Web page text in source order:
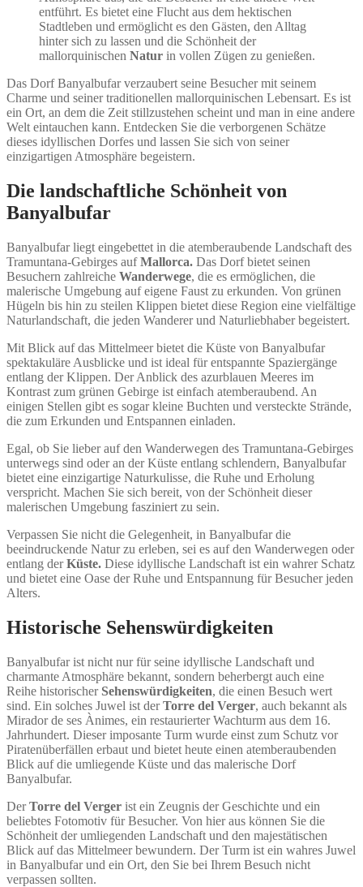
entführt. Es bietet eine Flucht aus dem hektischen
Stadtleben und ermöglicht es den Gästen, den Alltag
hinter sich zu lassen und die Schönheit der
mallorquinischen Natur in vollen Zügen zu genießen.
Das Dorf Banyalbufar verzaubert seine Besucher mit seinem
Charme und seiner traditionellen mallorquinischen Lebensart. Es ist
ein Ort, an dem die Zeit stillzustehen scheint und man in eine andere
Welt eintauchen kann. Entdecken Sie die verborgenen Schätze
dieses idyllischen Dorfes und lassen Sie sich von seiner
einzigartigen Atmosphäre begeistern.
Die landschaftliche Schönheit von
Banyalbufar
Banyalbufar liegt eingebettet in die atemberaubende Landschaft des
Tramuntana-Gebirges aufMallorca. Das Dorf bietet seinen
Besuchern zahlreiche Wanderwege, die es ermöglichen, die
malerische Umgebung auf eigene Faust zu erkunden. Von grünen
Hügeln bis hin zu steilen Klippen bietet diese Region eine vielfältige
Naturlandschaft, die jeden Wanderer und Naturliebhaber begeistert.
Mit Blick auf das Mittelmeer bietet die Küste von Banyalbufar
spektakuläre Ausblicke und ist ideal für entspannte Spaziergänge
entlang der Klippen. Der Anblick des azurblauen Meeres im
Kontrast zum grünen Gebirge ist einfach atemberaubend. An
einigen Stellen gibt es sogar kleine Buchten und versteckte Strände,
die zum Erkunden und Entspannen einladen.
Egal, ob Sie lieber auf den Wanderwegen des Tramuntana-Gebirges
unterwegs sind oder an der Küste entlang schlendern, Banyalbufar
bietet eine einzigartige Naturkulisse, die Ruhe und Erholung
verspricht. Machen Sie sich bereit, von der Schönheit dieser
malerischen Umgebung fasziniert zu sein.
Verpassen Sie nicht die Gelegenheit, in Banyalbufar die
beeindruckende Natur zu erleben, sei es auf den Wanderwegen oder
entlang derKüste. Diese idyllische Landschaft ist ein wahrer Schatz
und bietet eine Oase der Ruhe und Entspannung für Besucher jeden
Alters.
Historische Sehenswürdigkeiten
Banyalbufar ist nicht nur für seine idyllische Landschaft und
charmante Atmosphäre bekannt, sondern beherbergt auch eine
Reihe historischer Sehenswürdigkeiten, die einen Besuch wert
sind. Ein solches Juwel ist derTorre del Verger, auch bekannt als
Mirador de ses Ànimes, ein restaurierter Wachturm aus dem 16.
Jahrhundert. Dieser imposante Turm wurde einst zum Schutz vor
Piratenüberfällen erbaut und bietet heute einen atemberaubenden
Blick auf die umliegende Küste und das malerische Dorf
Banyalbufar.
DerTorre del Verger ist ein Zeugnis der Geschichte und ein
beliebtes Fotomotiv für Besucher. Von hier aus können Sie die
Schönheit der umliegenden Landschaft und den majestätischen
Blick auf das Mittelmeer bewundern. Der Turm ist ein wahres Juwel
in Banyalbufar und ein Ort, den Sie bei Ihrem Besuch nicht
verpassen sollten.